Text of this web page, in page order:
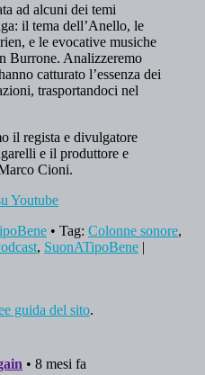
ad alcuni dei temi
il tema dell’Anello, le
e le evocative musiche
Burrone. Analizzeremo
catturato l’essenza dei
trasportandoci nel
il regista e divulgatore
e il produttore e
Cioni.
Youtube
• Tag: Colonne sonore,
, SuonATipoBene |
guida del sito.